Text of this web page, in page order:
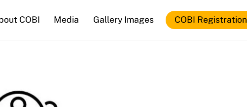
COBI Media Gallery Images COBI Registration